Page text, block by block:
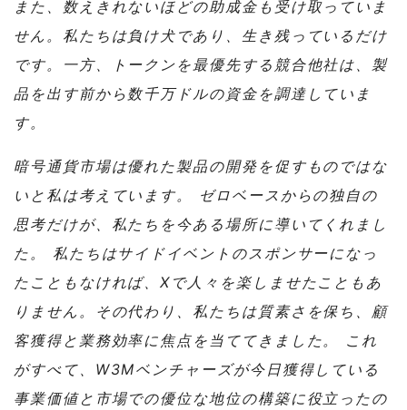
また、数えきれないほどの助成金も受け取っていま
せん。私たちは負け犬であり、生き残っているだけ
です。一方、トークンを最優先する競合他社は、製
品を出す前から数千万ドルの資金を調達していま
す。
暗号通貨市場は優れた製品の開発を促すものではな
いと私は考えています。 ゼロベースからの独自の
思考だけが、私たちを今ある場所に導いてくれまし
た。 私たちはサイドイベントのスポンサーになっ
たこともなければ、Xで人々を楽しませたこともあ
りません。その代わり、私たちは質素さを保ち、顧
客獲得と業務効率に焦点を当ててきました。 これ
がすべて、W3Mベンチャーズが今日獲得している
事業価値と市場での優位な地位の構築に役立ったの